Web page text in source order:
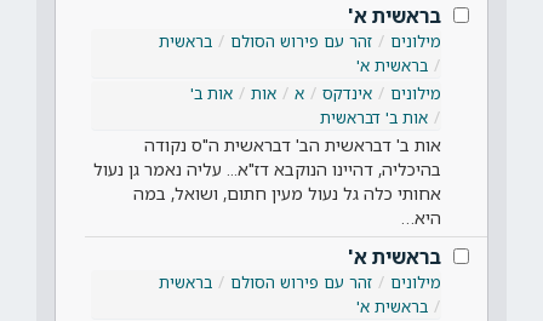
בראשית א'
מילונים זהר עם פירוש הסולם
בראשית
בראשית א'
מילונים
אינדקס א אות
אות ב'
אות ב' דבראשית
אות ב' דבראשית הב' דבראשית ה"ס נקודה
בהיכליה, דהיינו הנוקבא דז"א... עליה נאמר גן נעול
אחותי כלה גל נעול מעין חתום, ושואל, במה
היא…
בראשית א'
מילונים זהר עם פירוש הסולם
בראשית
בראשית א'